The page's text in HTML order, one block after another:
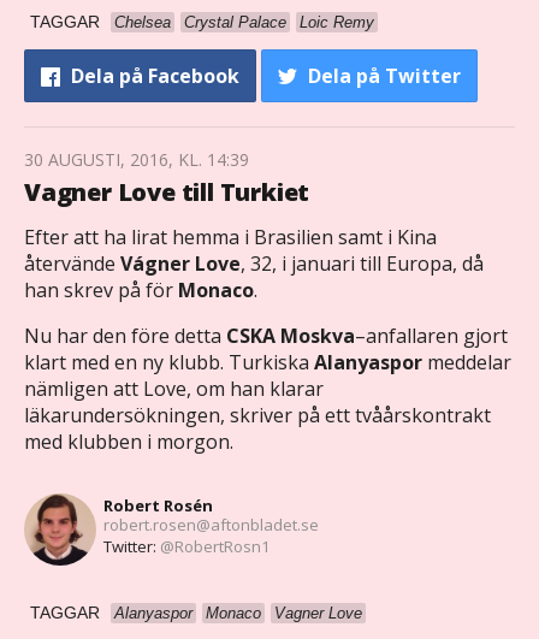
TAGGAR Chelsea Crystal Palace Loic Remy
Dela på Facebook Dela på Twitter
30 AUGUSTI, 2016, KL. 14:39
Vagner Love till Turkiet
Efter att ha lirat hemma i Brasilien samt i Kina
återvände Vágner Love, 32, i januari till Europa, då
han skrev på för Monaco.
Nu har den före detta CSKA Moskva–anfallaren gjort
klart med en ny klubb. Turkiska Alanyaspor meddelar
nämligen att Love, om han klarar
läkarundersökningen, skriver på ett tvåårskontrakt
med klubben i morgon.
Robert Rosén
robert.rosen@aftonbladet.se
Twitter: @RobertRosn1
TAGGAR Alanyaspor Monaco Vagner Love